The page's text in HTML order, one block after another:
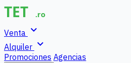
Venta expand_more
Alquiler expand_more
Promociones Agencias